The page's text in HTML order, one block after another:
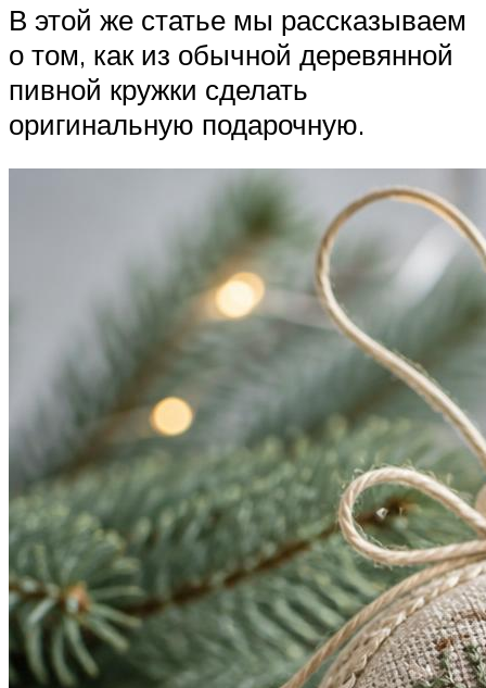
В этой же статье мы рассказываем
о том, как из обычной деревянной
пивной кружки сделать
оригинальную подарочную.